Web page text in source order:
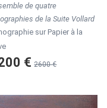
de quatre
de la Suite Vollard
sur Papier à la
€ 2600 €